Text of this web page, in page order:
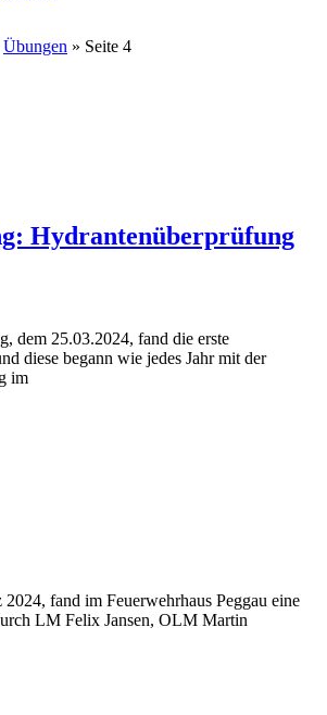
Übungen » Seite 4
Hydrantenüberprüfung
dem 25.03.2024, fand die erste
diese begann wie jedes Jahr mit der
im
fand im Feuerwehrhaus Peggau eine
LM Felix Jansen, OLM Martin